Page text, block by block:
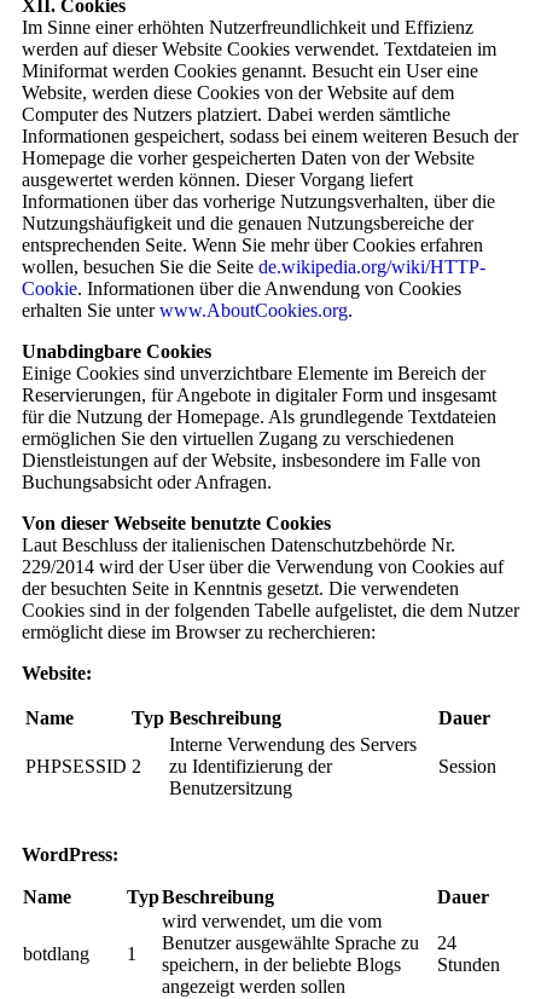
XII. Cookies
Im Sinne einer erhöhten Nutzerfreundlichkeit und Effizienz
werden auf dieser Website Cookies verwendet. Textdateien im
Miniformat werden Cookies genannt. Besucht ein User eine
Website, werden diese Cookies von der Website auf dem
Computer des Nutzers platziert. Dabei werden sämtliche
Informationen gespeichert, sodass bei einem weiteren Besuch der
Homepage die vorher gespeicherten Daten von der Website
ausgewertet werden können. Dieser Vorgang liefert
Informationen über das vorherige Nutzungsverhalten, über die
Nutzungshäufigkeit und die genauen Nutzungsbereiche der
entsprechenden Seite. Wenn Sie mehr über Cookies erfahren
wollen, besuchen Sie die Seite de.wikipedia.org/wiki/HTTP-
Cookie. Informationen über die Anwendung von Cookies
erhalten Sie unterwww.AboutCookies.org.
Unabdingbare Cookies
Einige Cookies sind unverzichtbare Elemente im Bereich der
Reservierungen, für Angebote in digitaler Form und insgesamt
für die Nutzung der Homepage. Als grundlegende Textdateien
ermöglichen Sie den virtuellen Zugang zu verschiedenen
Dienstleistungen auf der Website, insbesondere im Falle von
Buchungsabsicht oder Anfragen.
Von dieser Webseite benutzte Cookies
Laut Beschluss der italienischen Datenschutzbehörde Nr.
229/2014 wird der User über die Verwendung von Cookies auf
der besuchten Seite in Kenntnis gesetzt. Die verwendeten
Cookies sind in der folgenden Tabelle aufgelistet, die dem Nutzer
ermöglicht diese im Browser zu recherchieren:
Website:
Name Typ Beschreibung Dauer
PHPSESSID 2
Interne Verwendung des Servers
zu Identifizierung der
Benutzersitzung
Session
WordPress:
Name TypBeschreibung Dauer
botdlang 1
wird verwendet, um die vom
Benutzer ausgewählte Sprache zu
speichern, in der beliebte Blogs
angezeigt werden sollen
24
Stunden